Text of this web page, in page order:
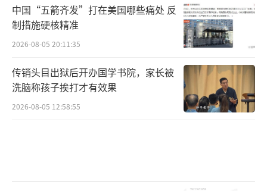
中国“五箭齐发”打在美国哪些痛处 反
制措施硬核精准
2026-08-05 20:11:35
传销头目出狱后开办国学书院，家长被
洗脑称孩子挨打才有效果
2026-08-05 12:58:55